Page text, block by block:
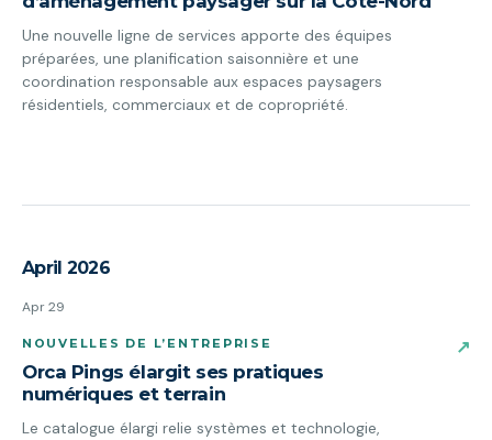
Une nouvelle ligne de services apporte des équipes
préparées, une planification saisonnière et une
coordination responsable aux espaces paysagers
résidentiels, commerciaux et de copropriété.
April 2026
Apr 29
NOUVELLES DE L’ENTREPRISE
Orca Pings élargit ses pratiques
numériques et terrain
Le catalogue élargi relie systèmes et technologie,
↗